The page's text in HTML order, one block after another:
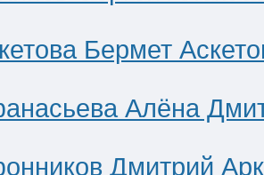
Бермет
Алёна
Дмитрий